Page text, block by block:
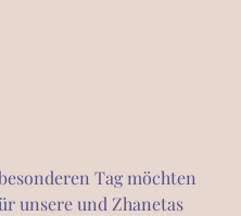
Tag möchten
unsere und Zhanetas